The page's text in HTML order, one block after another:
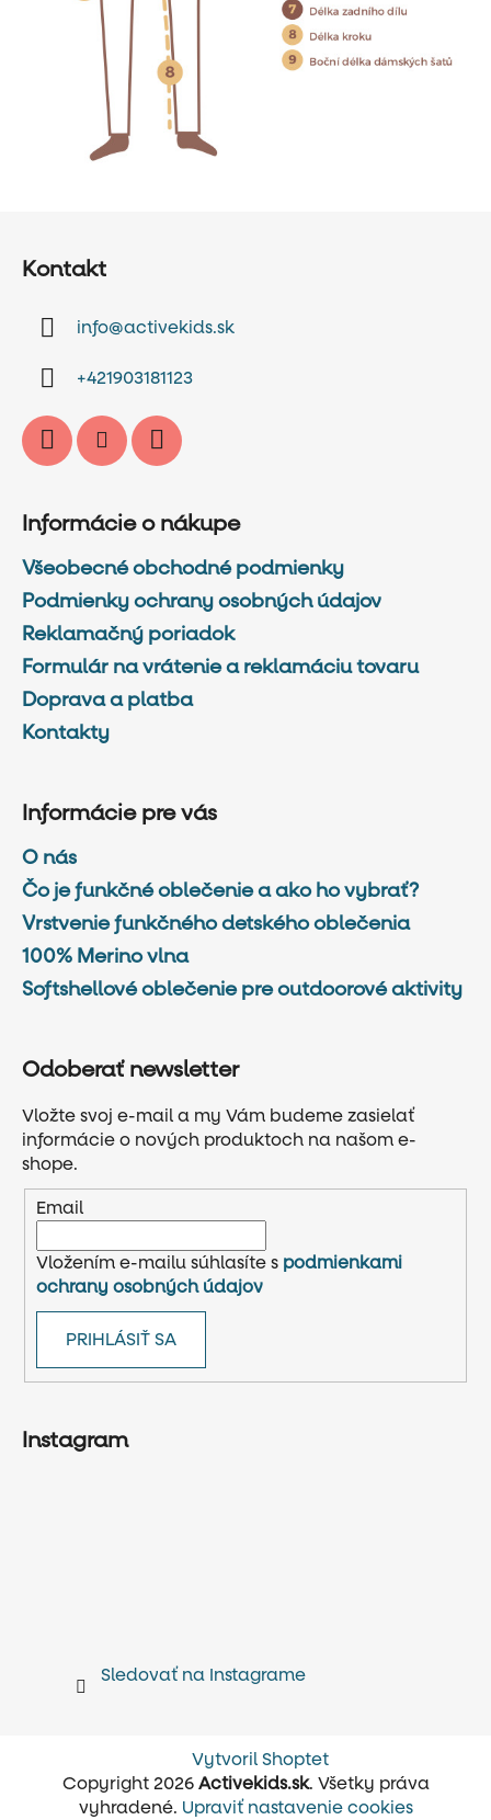
Kontakt
info@activekids.sk
+421903181123
Informácie o nákupe
Všeobecné obchodné podmienky
Podmienky ochrany osobných údajov
Reklamačný poriadok
Formulár na vrátenie a reklamáciu tovaru
Doprava a platba
Kontakty
Informácie pre vás
O nás
Čo je funkčné oblečenie a ako ho vybrať?
Vrstvenie funkčného detského oblečenia
100% Merino vlna
Softshellové oblečenie pre outdoorové aktivity
Odoberať newsletter
Vložte svoj e-mail a my Vám budeme zasielať
informácie o nových produktoch na našom e-
shope.
Email
Vložením e-mailu súhlasíte s podmienkami
ochrany osobných údajov
PRIHLÁSIŤ SA
Instagram
Sledovať na Instagrame
Vytvoril Shoptet
Copyright 2026Activekids.sk. Všetky práva
vyhradené. Upraviť nastavenie cookies